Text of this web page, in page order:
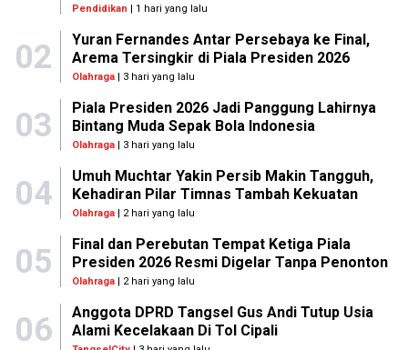
Pendidikan | 1 hari yang lalu
02
Yuran Fernandes Antar Persebaya ke Final,
Arema Tersingkir di Piala Presiden 2026
Olahraga| 3 hari yang lalu
03
Piala Presiden 2026 Jadi Panggung Lahirnya
Bintang Muda Sepak Bola Indonesia
Olahraga| 3 hari yang lalu
04
Umuh Muchtar Yakin Persib Makin Tangguh,
Kehadiran Pilar Timnas Tambah Kekuatan
Olahraga| 2 hari yang lalu
05
Final dan Perebutan Tempat Ketiga Piala
Presiden 2026 Resmi Digelar Tanpa Penonton
Olahraga| 2 hari yang lalu
06
Anggota DPRD Tangsel Gus Andi Tutup Usia
Alami Kecelakaan Di Tol Cipali